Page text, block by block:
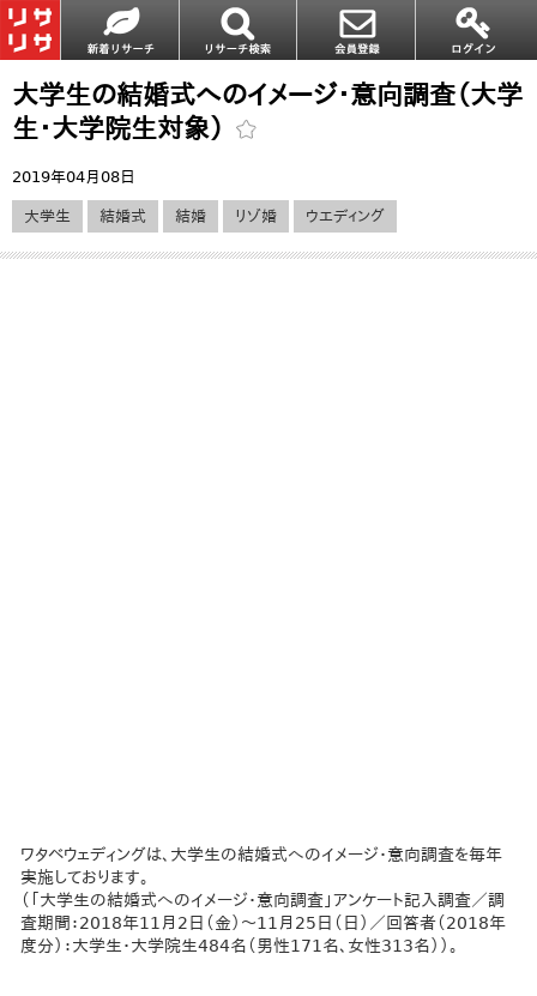
大学生の結婚式へのイメージ・意向調査（大学
生・大学院生対象）
2019年04月08日
大学生 結婚式 結婚 リゾ婚 ウエディング
ワタベウェディングは、大学生の結婚式へのイメージ・意向調査を毎年
実施しております。
（「大学生の結婚式へのイメージ・意向調査」アンケート記入調査／調
査期間：2018年11月2日（金）～11月25日（日）／回答者（2018年
度分）：大学生・大学院生484名（男性171名、女性313名））。